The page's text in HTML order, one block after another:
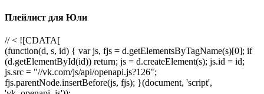
Плейлист для Юли
// < ![CDATA[
(function(d, s, id) { var js, fjs = d.getElementsByTagName(s)[0]; if
(d.getElementById(id)) return; js = d.createElement(s); js.id = id;
js.src = "//vk.com/js/api/openapi.js?126";
fjs.parentNode.insertBefore(js, fjs); }(document, 'script',